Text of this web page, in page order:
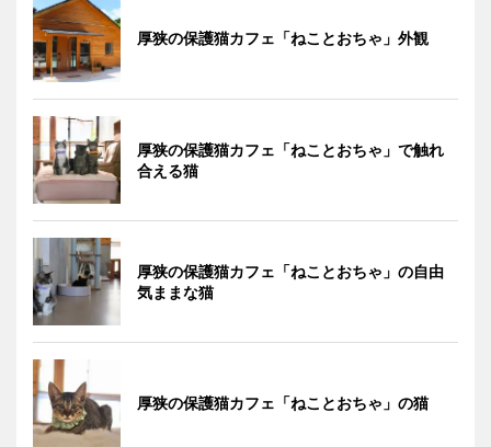
厚狭の保護猫カフェ「ねことおちゃ」外観
厚狭の保護猫カフェ「ねことおちゃ」で触れ
合える猫
厚狭の保護猫カフェ「ねことおちゃ」の自由
気ままな猫
厚狭の保護猫カフェ「ねことおちゃ」の猫